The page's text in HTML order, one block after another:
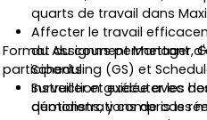
quarts de travail dans
Affecter le travail
du Assignment Manager,
Scheduling (GS) et
Surveiller et exécuter les
quotidiens, y compris les
Format du cours permettant
participants
Instruction guidée avec
démonstrations de cas